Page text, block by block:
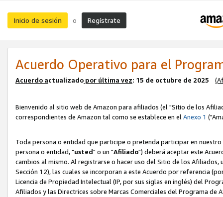
Inicio de sesión o Regístrate
Acuerdo Operativo para el
Acuerdo actualizado por última vez: 15 de octubre de 2025
Bienvenido al sitio web de Amazon para afiliados (el "Sitio de los
correspondientes de Amazon tal como se establece en elAnexo 1
Toda persona o entidad que participe o pretenda participar en
persona o entidad, "usted" o un "Afiliado") deberá aceptar este
cambios al mismo. Al registrarse o hacer uso del Sitio de los
Sección 12), las cuales se incorporan a este Acuerdo por referencia
Licencia de Propiedad Intelectual (IP, por sus siglas en inglés) del
Afiliados y las Directrices sobre Marcas Comerciales del Programa